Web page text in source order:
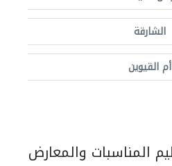
الشارقة
أم القيوين
المناسبات والمعارض